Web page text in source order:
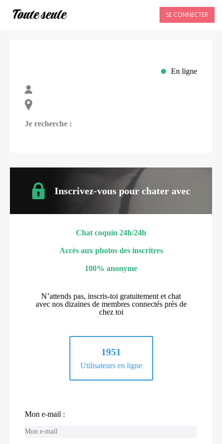
SE CONNECTER
En ligne
Je recherche :
Inscrivez-vous pour chater avec
Chat coquin 24h/24h
Accès aux photos des inscritres
100% anonyme
N’attends pas, inscris-toi gratuitement et chat
avec nos dizaines de membres connectés près de
chez toi
1951
Utilisateurs en ligne
Mon e-mail :